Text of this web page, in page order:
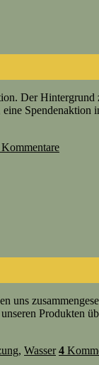
Der
Kommentare
uns
unseren Produkten
, Wasser 4